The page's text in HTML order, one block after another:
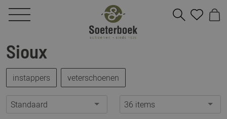
Sioux
instappers veterschoenen
Standaard 36 items